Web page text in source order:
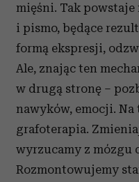
mięśni. Tak
i pismo, będące
formą ekspresji,
Ale, znając ten
w drugą stronę –
nawyków, emocji. Na
grafoterapia.
wyrzucamy z mózgu
Rozmontowujemy